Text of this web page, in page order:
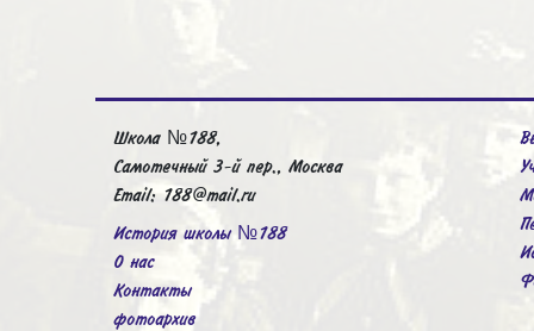
Школа №188,
Самотечный 3-й пер., Москва
Email: 188@mail.ru
История школы №188
О нас
Контакты
фотоархив